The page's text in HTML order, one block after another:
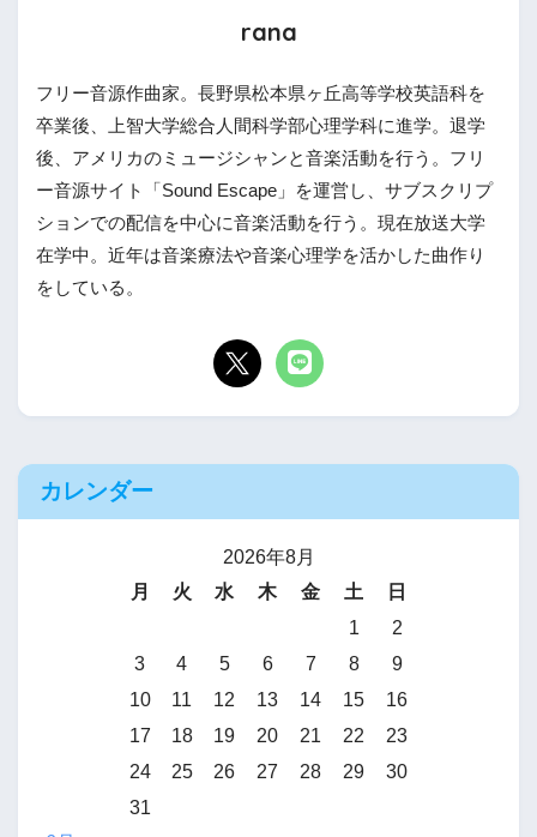
rana
フリー音源作曲家。長野県松本県ヶ丘高等学校英語科を
卒業後、上智大学総合人間科学部心理学科に進学。退学
後、アメリカのミュージシャンと音楽活動を行う。フリ
ー音源サイト「Sound Escape」を運営し、サブスクリプ
ションでの配信を中心に音楽活動を行う。現在放送大学
在学中。近年は音楽療法や音楽心理学を活かした曲作り
をしている。
カレンダー
2026年8月
月
火 水 木 金 土
日
1
2
3
4 5 6 7 8
9
10
11 12 13 14 15
16
17
18 19 20 21 22
23
24
25 26 27 28 29
30
31